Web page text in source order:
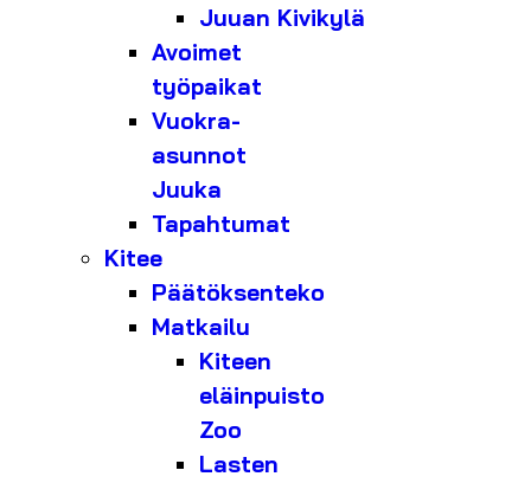
Juuan Kivikylä
Avoimet
työpaikat
Vuokra-
asunnot
Juuka
Tapahtumat
Kitee
Päätöksenteko
Matkailu
Kiteen
eläinpuisto
Zoo
Lasten